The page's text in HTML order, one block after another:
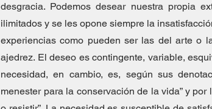
desgracia. Podemos desear nuestra propia
ilimitados y se les opone siempre la
experiencias como pueden ser las del arte o
ajedrez. El deseo es contingente, variable,
necesidad, en cambio, es, según sus
menester para la conservación de la vida” y